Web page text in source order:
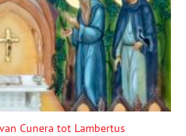
Cunera tot Lambertus